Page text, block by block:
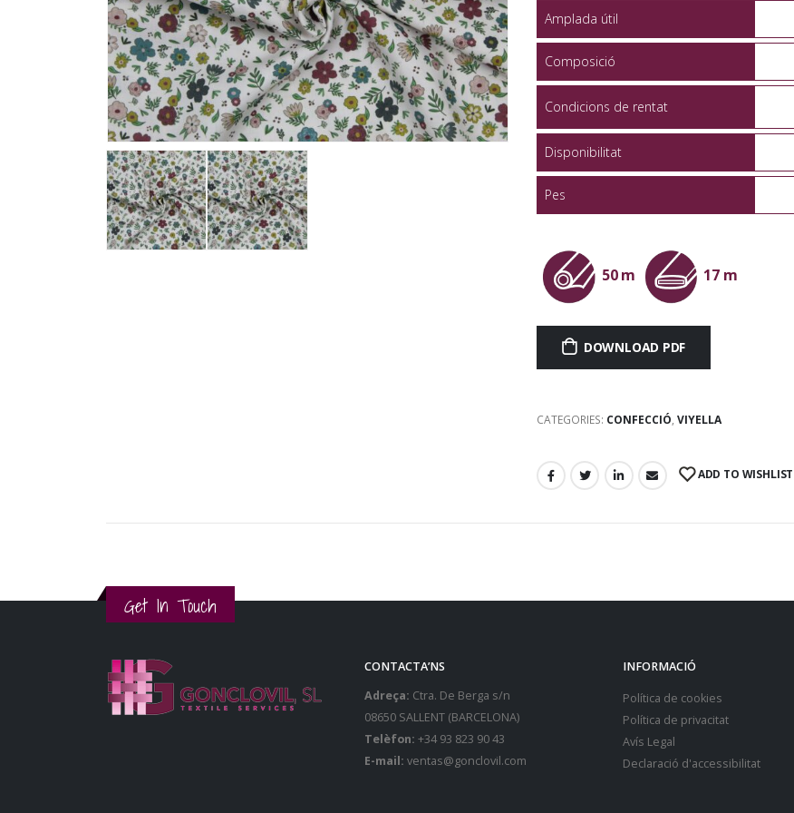
Amplada útil
Composició
Condicions de rentat
Disponibilitat
Pes
50 m 17 m
DOWNLOAD PDF
CATEGORIES: CONFECCIÓ, VIYELLA
ADD TO WISHLIST
Get In Touch
CONTACTA’NS
Adreça: Ctra. De Berga s/n
08650 SALLENT (BARCELONA)
Telèfon: +34 93 823 90 43
E-mail: ventas@gonclovil.com
INFORMACIÓ
Política de cookies
Política de privacitat
Avís Legal
Declaració d'accessibilitat